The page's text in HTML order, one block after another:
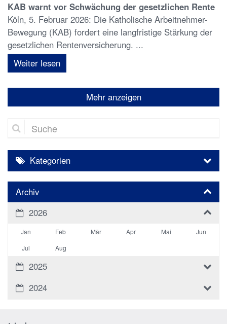
KAB warnt vor Schwächung der gesetzlichen Rente
Köln, 5. Februar 2026: Die Katholische Arbeitnehmer-
Bewegung (KAB) fordert eine langfristige Stärkung der
gesetzlichen Rentenversicherung. ...
Weiter lesen
Mehr anzeigen
Suche
Kategorien
Archiv
2026
Jan Feb Mär Apr Mai
Jun
Jul
Aug
2025
2024